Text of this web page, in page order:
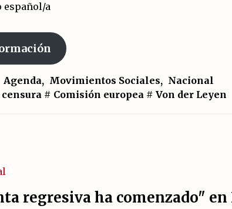
español/a
Agenda, Movimientos Sociales, Nacional
censura # Comisión europea # Von der Leyen
regresiva ha comenzado" en